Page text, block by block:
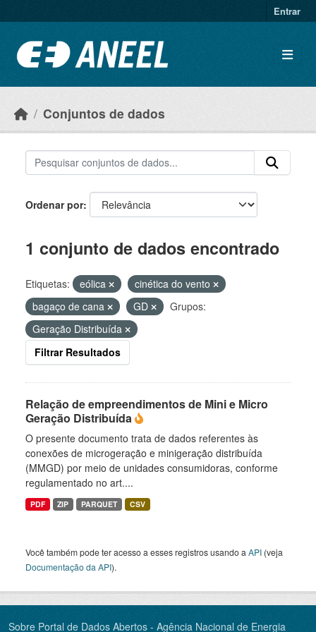
Entrar
Conjuntos de dados
Ordenar por
1 conjunto de dados encontrado
Etiquetas: eólica
cinética do vento
bagaço de cana
GD
Grupos:
Geração Distribuída
Filtrar Resultados
Relação de empreendimentos de Mini e Micro
Geração Distribuída
O presente documento trata de dados referentes às
conexões de microgeração e minigeração distribuída
(MMGD) por meio de unidades consumidoras, conforme
regulamentado no art....
PDF ZIP PARQUET CSV
Você também pode ter acesso a esses registros usando a API (veja
Documentação da API).
Sobre Portal de Dados Abertos - Agência Nacional de Energia